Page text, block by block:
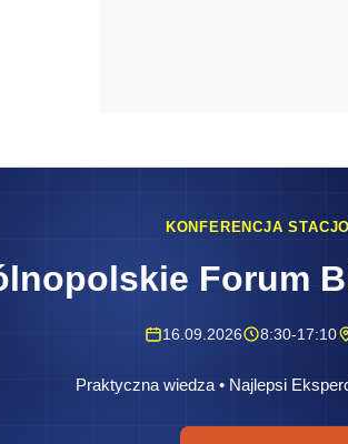
KONFERENCJA
Forum
16.09.2026 8:30-17:10
Praktyczna wiedza • Najlepsi